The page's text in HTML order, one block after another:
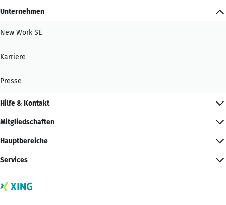
Unternehmen
New Work SE
Karriere
Presse
Hilfe & Kontakt
Mitgliedschaften
Hauptbereiche
Services